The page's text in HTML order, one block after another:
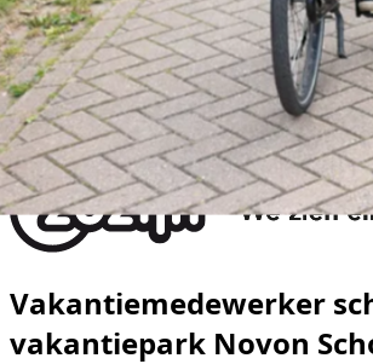
Vakantiemedewerker
vakantiepark Novon